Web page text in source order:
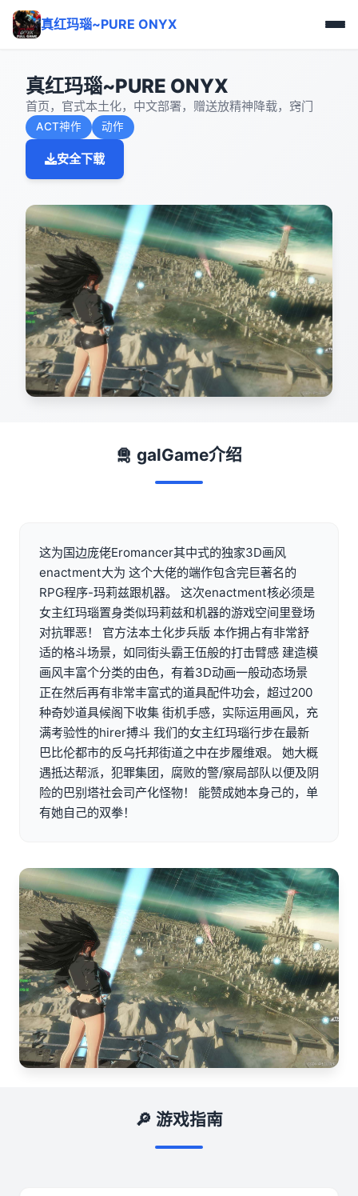
真红玛瑙~PURE ONYX
真红玛瑙~PURE ONYX
首页，官式本土化，中文部署，赠送放精神降载，窍门
ACT神作 动作
安全下载
🛅 galGame介绍
这为国边庞佬Eromancer其中式的独家3D画风
enactment大为 这个大佬的端作包含完巨著名的
RPG程序-玛莉兹跟机器。 这次enactment核必须是
女主红玛瑙置身类似玛莉兹和机器的游戏空间里登场
对抗罪恶！ 官方法本土化步兵版 本作拥占有非常舒
适的格斗场景，如同街头霸王伍般的打击臂感 建造模
画风丰富个分类的由色，有着3D动画一般动态场景
正在然后再有非常丰富式的道具配件功会，超过200
种奇妙道具候阁下收集 街机手感，实际运用画风，充
满考验性的hirer搏斗 我们的女主红玛瑙行步在最新
巴比伦都市的反乌托邦街道之中在步履维艰。 她大概
遇抵达帮派，犯罪集团，腐败的警/察局部队以便及阴
险的巴别塔社会司产化怪物！ 能赞成她本身己的，单
有她自己的双拳！
🔎 游戏指南